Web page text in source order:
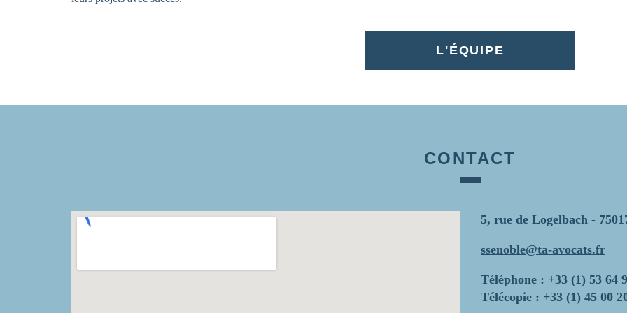
L'ÉQUIPE
CONTACT
5, rue de Logelbach -
ssenoble@ta-avocats.fr
Téléphone : +33 (1) 53 64
Télécopie : +33 (1) 45 00